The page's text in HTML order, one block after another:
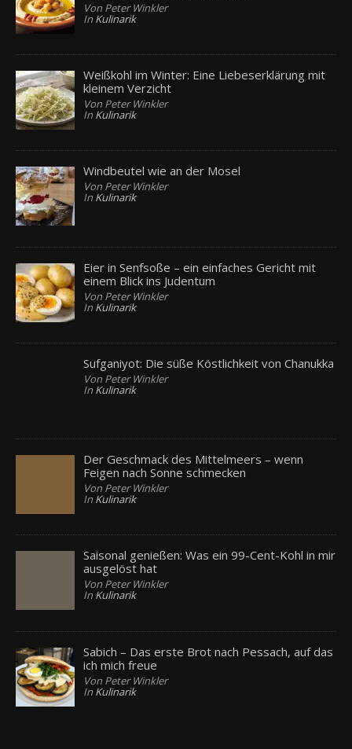
Von Peter Winkler
In Kulinarik
Weißkohl im Winter: Eine Liebeserklärung mit
kleinem Verzicht
Von Peter Winkler
In Kulinarik
Windbeutel wie an der Mosel
Von Peter Winkler
In Kulinarik
Eier in Senfsoße – ein einfaches Gericht mit
einem Blick ins Judentum
Von Peter Winkler
In Kulinarik
Sufganiyot: Die süße Köstlichkeit von Chanukka
Von Peter Winkler
In Kulinarik
Der Geschmack des Mittelmeers – wenn
Feigen nach Sonne schmecken
Von Peter Winkler
In Kulinarik
Saisonal genießen: Was ein 99-Cent-Kohl in mir
ausgelöst hat
Von Peter Winkler
In Kulinarik
Sabich – Das erste Brot nach Pessach, auf das
ich mich freue
Von Peter Winkler
In Kulinarik